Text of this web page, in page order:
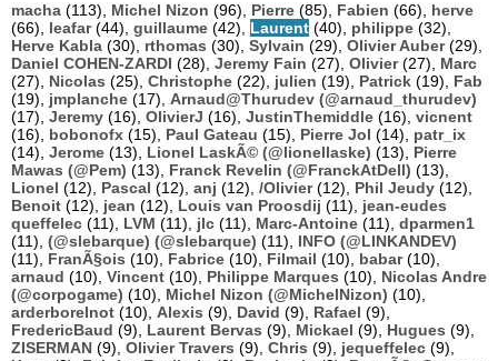
macha (113), Michel Nizon (96), Pierre (85), Fabien (66), herve
(66), leafar(44), guillaume (42), Laurent (40), philippe (32),
Herve Kabla (30), rthomas (30), Sylvain (29), Olivier Auber(29),
Daniel COHEN-ZARDI (28), Jeremy Fain (27), Olivier(27), Marc
(27), Nicolas (25), Christophe (22), julien (19), Patrick (19), Fab
(19), jmplanche (17), Arnaud@Thurudev (@arnaud_thurudev)
(17), Jeremy (16), OlivierJ (16), JustinThemiddle (16), vicnent
(16), bobonofx (15), Paul Gateau (15), Pierre Jol (14), patr_ix
(14), Jerome (13), Lionel LaskÃ© (@lionellaske) (13), Pierre
Mawas (@Pem) (13), Franck Revelin (@FranckAtDell) (13),
Lionel (12), Pascal (12), anj (12), /Olivier(12), Phil Jeudy (12),
Benoit (12), jean (12), Louis van Proosdij (11), jean-eudes
queffelec (11), LVM (11), jlc (11), Marc-Antoine (11), dparmen1
(11), (@slebarque) (@slebarque) (11), INFO (@LINKANDEV)
(11), FranÃ§ois (10), Fabrice (10), Filmail (10), babar(10),
arnaud (10), Vincent (10), Philippe Marques (10), Nicolas Andre
(@corpogame) (10), Michel Nizon (@MichelNizon) (10),
arderborelnot (10), Alexis (9), David (9), Rafael (9),
FredericBaud (9), Laurent Bervas (9), Mickael (9), Hugues (9),
ZISERMAN (9), Olivier Travers (9), Chris (9), jequeffelec (9),